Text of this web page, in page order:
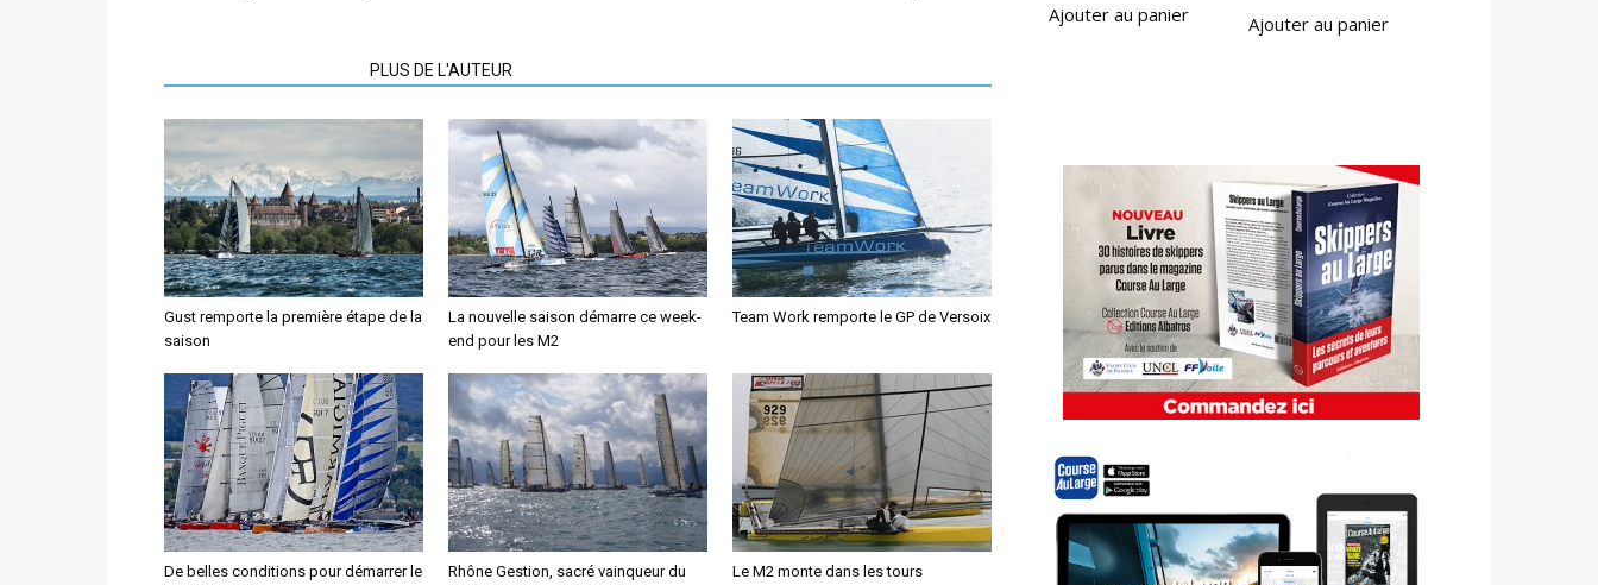
PLUS DE L'AUTEUR
Gust remporte la première étape de la
saison
La nouvelle saison démarre ce week-
end pour les M2
Team Work remporte le GP de Versoix
De belles conditions pour démarrer le
Rhône Gestion, sacré vainqueur du
Le M2 monte dans les tours
Ajouter au panier Ajouter au panier